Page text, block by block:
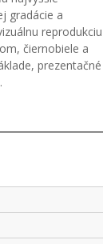
gradácie a
reprodukciu
čiernobiele a
prezentačné